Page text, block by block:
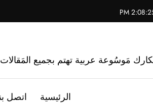
2:08:26
مَوسُوعة عربية تهتم بجميع
الرئيسية اتصل